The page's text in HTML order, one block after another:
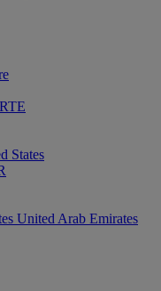
States
United Arab Emirates